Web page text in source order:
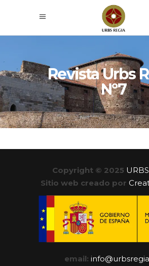
Revista Urbs
Nº7
Copyright © 2025
Sitio web creado por
email: